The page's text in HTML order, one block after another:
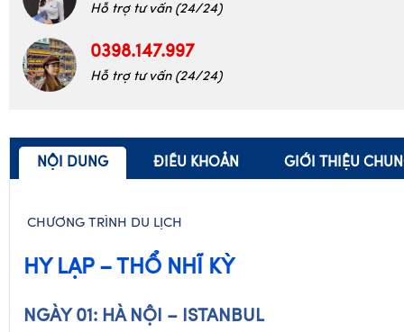
Hỗ trợ tư vấn (24/24)
0398.147.997
Hỗ trợ tư vấn (24/24)
NỘI DUNG ĐIỀU KHOẢN GIỚI THIỆU
CHƯƠNG TRÌNH DU LỊCH
HY LẠP – THỔ NHĨ KỲ
NGÀY 01: HÀ NỘI – ISTANBUL